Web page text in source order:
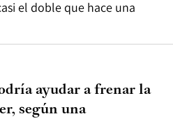
el doble que hace una
ayudar a frenar la
según una